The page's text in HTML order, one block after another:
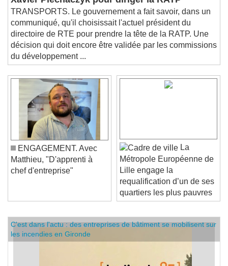
Xavier Piechaczyk pour diriger la RATP
TRANSPORTS. Le gouvernement a fait savoir, dans un
communiqué, qu'il choisissait l'actuel président du
directoire de RTE pour prendre la tête de la RATP. Une
décision qui doit encore être validée par les commissions
du développement ...
ENGAGEMENT. Avec
Matthieu, "D'apprenti à
La
Métropole Européenne de
Lille engage la
requalification d’un de ses
quartiers les plus pauvres
C'est dans l'actu : des entreprises de bâtiment se mobilisent sur
les incendies en Gironde